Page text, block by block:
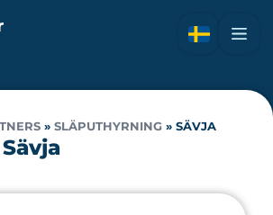
» SLÄPUTHYRNING » SÄVJA